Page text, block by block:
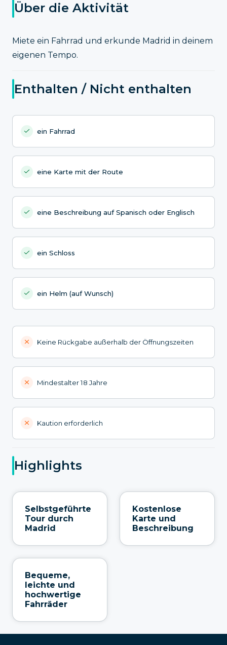
Über die Aktivität
Miete ein Fahrrad und erkunde Madrid in deinem
eigenen Tempo.
Enthalten / Nicht enthalten
ein Fahrrad
eine Karte mit der Route
eine Beschreibung auf Spanisch oder Englisch
ein Schloss
ein Helm (auf Wunsch)
Keine Rückgabe außerhalb der Öffnungszeiten
Mindestalter 18 Jahre
Kaution erforderlich
Highlights
Selbstgeführte
Tour durch
Madrid
Kostenlose
Karte und
Beschreibung
Bequeme,
leichte und
hochwertige
Fahrräder